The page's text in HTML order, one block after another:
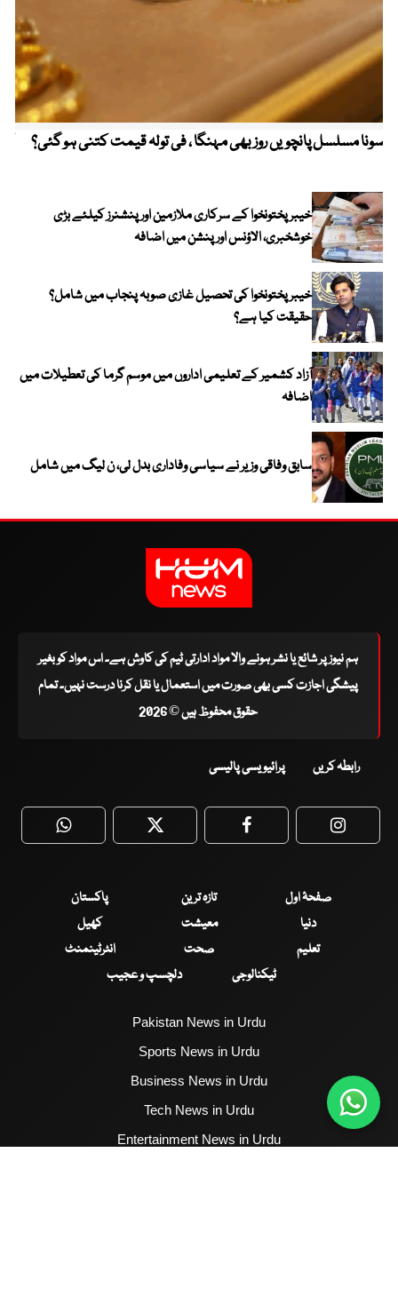
سونا مسلسل پانچویں روز بھی مہنگا ، فی تولہ قیمت کتنی ہو گئی؟
خیبرپختونخوا کے سرکاری ملازمین اور پنشنرز کیلئے بڑی
خوشخبری، الاؤنس اور پنشن میں اضافہ
خیبر پختونخوا کی تحصیل غازی صوبہ پنجاب میں شامل؟
حقیقت کیا ہے؟
آزاد کشمیر کے تعلیمی اداروں میں موسم گرما کی تعطیلات میں
اضافہ
سابق وفاقی وزیر نے سیاسی وفاداری بدل لی، ن لیگ میں شامل
ہم نیوز پر شائع یا نشر ہونے والا مواد ادارتی ٹیم کی کاوش ہے۔ اس مواد کو بغیر
پیشگی اجازت کسی بھی صورت میں استعمال یا نقل کرنا درست نہیں۔ تمام
حقوق محفوظ ہیں © 2026
رابطہ کریں پرائیویسی پالیسی
WhatsApp Twitter Facebook
صفحۂ اول تازہ ترین
پاکستان
دنیا
معیشت
کھیل
تعلیم
صحت
انٹرٹینمنٹ
ٹیکنالوجی
دلچسپ و عجیب
Pakistan News in Urdu
Sports News in Urdu
Business News in Urdu
Tech News in Urdu
Entertainment News in Urdu